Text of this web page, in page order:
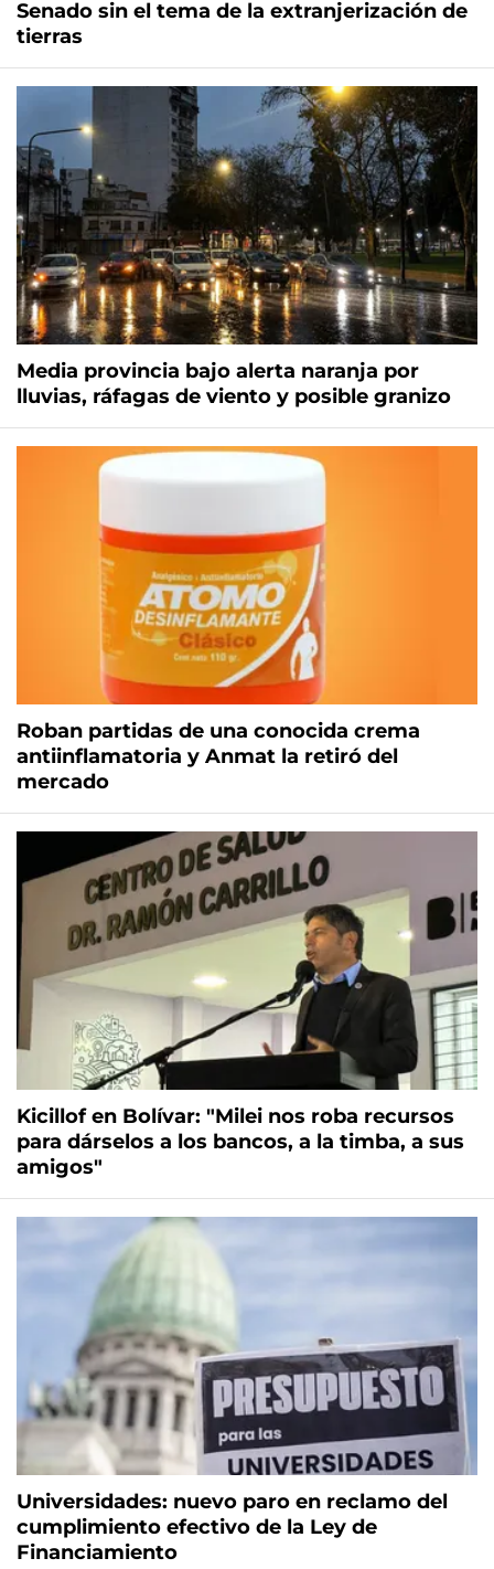
Senado sin el tema de la extranjerización de
tierras
Media provincia bajo alerta naranja por
lluvias, ráfagas de viento y posible granizo
Roban partidas de una conocida crema
antiinflamatoria y Anmat la retiró del
mercado
Kicillof en Bolívar: "Milei nos roba recursos
para dárselos a los bancos, a la timba, a sus
amigos"
Universidades: nuevo paro en reclamo del
cumplimiento efectivo de la Ley de
Financiamiento